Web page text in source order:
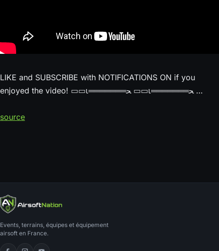
LIKE and SUBSCRIBE with NOTIFICATIONS ON if you
enjoyed the video! ▭▭ι═══════ﺤ ▭▭ι═══════ﺤ …
source
Events, terrains, équipes et équipement
airsoft en France.